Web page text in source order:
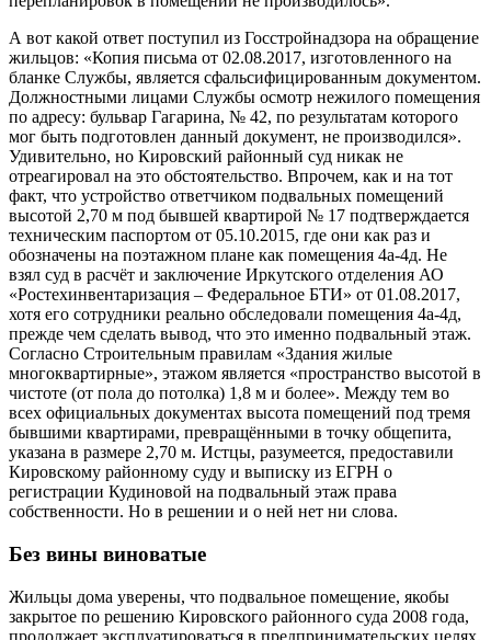
А вот какой ответ поступил из Госстройнадзора на обращение
жильцов: «Копия письма от 02.08.2017, изготовленного на
бланке Службы, является сфальсифицированным документом.
Должностными лицами Службы осмотр нежилого помещения
по адресу: бульвар Гагарина, № 42, по результатам которого
мог быть подготовлен данный документ, не производился».
Удивительно, но Кировский районный суд никак не
отреагировал на это обстоятельство. Впрочем, как и на тот
факт, что устройство ответчиком подвальных помещений
высотой 2,70 м под бывшей квартирой № 17 подтверждается
техническим паспортом от 05.10.2015, где они как раз и
обозначены на поэтажном плане как помещения 4а-4д. Не
взял суд в расчёт и заключение Иркутского отделения АО
«Ростехинвентаризация – Федеральное БТИ» от 01.08.2017,
хотя его сотрудники реально обследовали помещения 4а-4д,
прежде чем сделать вывод, что это именно подвальный этаж.
Согласно Строительным правилам «Здания жилые
многоквартирные», этажом является «пространство высотой в
чистоте (от пола до потолка) 1,8 м и более». Между тем во
всех официальных документах высота помещений под тремя
бывшими квартирами, превращёнными в точку общепита,
указана в размере 2,70 м. Истцы, разумеется, предоставили
Кировскому районному суду и выписку из ЕГРН о
регистрации Кудиновой на подвальный этаж права
собственности. Но в решении и о ней нет ни слова.
Без вины виноватые
Жильцы дома уверены, что подвальное помещение, якобы
закрытое по решению Кировского районного суда 2008 года,
продолжает эксплуатироваться в предпринимательских целях.